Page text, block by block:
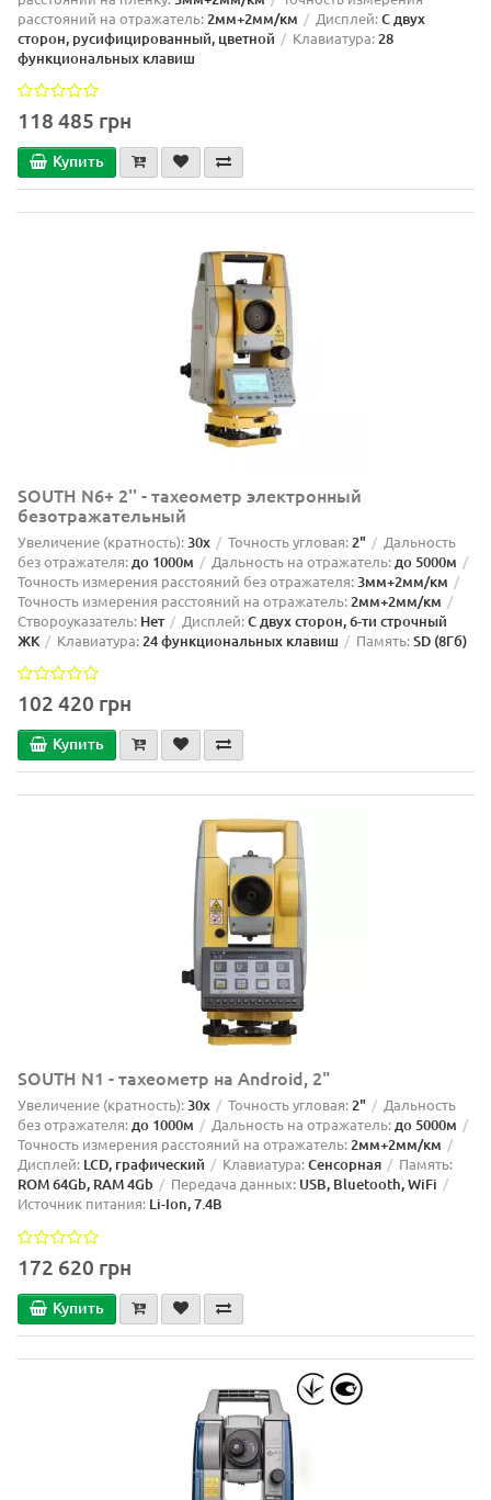
расстояний на отражатель:2мм+2мм/км Дисплей:С двух
сторон, русифицированный, цветной
Клавиатура:28
функциональных клавиш
118 485 грн
Купить
SOUTH N6+ 2'' - тахеометр электронный
безотражательный
Увеличение (кратность):30х Точность угловая:2"
Дальность
без отражателя:до 1000м Дальность на отражатель:до 5000м
Точность измерения расстояний без отражателя:3мм+2мм/км
Точность измерения расстояний на отражатель:2мм+2мм/км
Створоуказатель: Нет Дисплей:С двух сторон, 6-ти строчный
ЖК
Клавиатура:24 функциональных клавиш Память:SD (8Гб)
102 420 грн
Купить
SOUTH N1 - тахеометр на Android, 2"
Увеличение (кратность):30х Точность угловая:2"
Дальность
без отражателя:до 1000м Дальность на отражатель:до 5000м
Точность измерения расстояний на отражатель:2мм+2мм/км
Дисплей: LCD, графический Клавиатура:Сенсорная Память:
ROM 64Gb, RAM 4Gb Передача данных: USB, Bluetooth, WiFi
Источник питания: Li-Ion, 7.4В
172 620 грн
Купить